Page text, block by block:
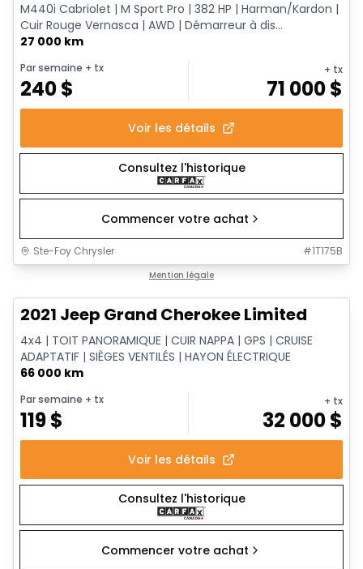
M440i Cabriolet | M Sport Pro | 382 HP | Harman/Kardon |
Cuir Rouge Vernasca | AWD | Démarreur à dis...
27 000 km
Par semaine + tx
240$
+ tx
71 000$
Voir les détails
Consultez l'historique
Commencer votre achat
Ste-Foy Chrysler #1T175B
Mention légale
2021 Jeep Grand Cherokee Limited
4x4 | TOIT PANORAMIQUE | CUIR NAPPA | GPS | CRUISE
ADAPTATIF | SIÈGES VENTILÉS | HAYON ÉLECTRIQUE
66 000 km
Par semaine + tx
119$
+ tx
32 000$
Voir les détails
Consultez l'historique
Commencer votre achat